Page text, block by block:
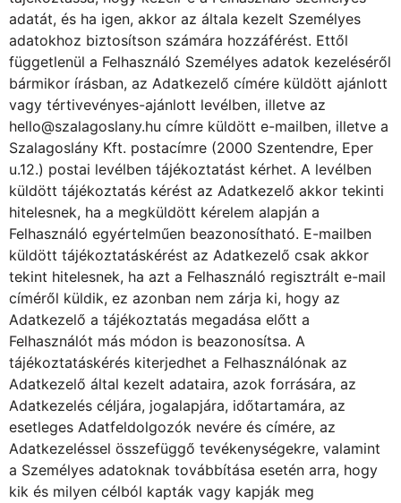
adatát, és ha igen, akkor az általa kezelt Személyes
adatokhoz biztosítson számára hozzáférést. Ettől
függetlenül a Felhasználó Személyes adatok kezeléséről
bármikor írásban, az Adatkezelő címére küldött ajánlott
vagy tértivevényes-ajánlott levélben, illetve az
hello@szalagoslany.hu címre küldött e-mailben, illetve a
Szalagoslány Kft. postacímre (2000 Szentendre, Eper
u.12.) postai levélben tájékoztatást kérhet. A levélben
küldött tájékoztatás kérést az Adatkezelő akkor tekinti
hitelesnek, ha a megküldött kérelem alapján a
Felhasználó egyértelműen beazonosítható. E-mailben
küldött tájékoztatáskérést az Adatkezelő csak akkor
tekint hitelesnek, ha azt a Felhasználó regisztrált e-mail
címéről küldik, ez azonban nem zárja ki, hogy az
Adatkezelő a tájékoztatás megadása előtt a
Felhasználót más módon is beazonosítsa. A
tájékoztatáskérés kiterjedhet a Felhasználónak az
Adatkezelő által kezelt adataira, azok forrására, az
Adatkezelés céljára, jogalapjára, időtartamára, az
esetleges Adatfeldolgozók nevére és címére, az
Adatkezeléssel összefüggő tevékenységekre, valamint
a Személyes adatoknak továbbítása esetén arra, hogy
kik és milyen célból kapták vagy kapják meg